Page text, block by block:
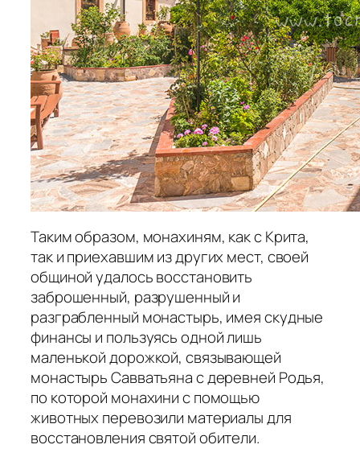
Таким образом, монахиням, как с Крита,
так и приехавшим из других мест, своей
общиной удалось восстановить
заброшенный, разрушенный и
разграбленный монастырь, имея скудные
финансы и пользуясь одной лишь
маленькой дорожкой, связывающей
монастырь Савватьяна с деревней Родья,
по которой монахини с помощью
животных перевозили материалы для
восстановления святой обители.